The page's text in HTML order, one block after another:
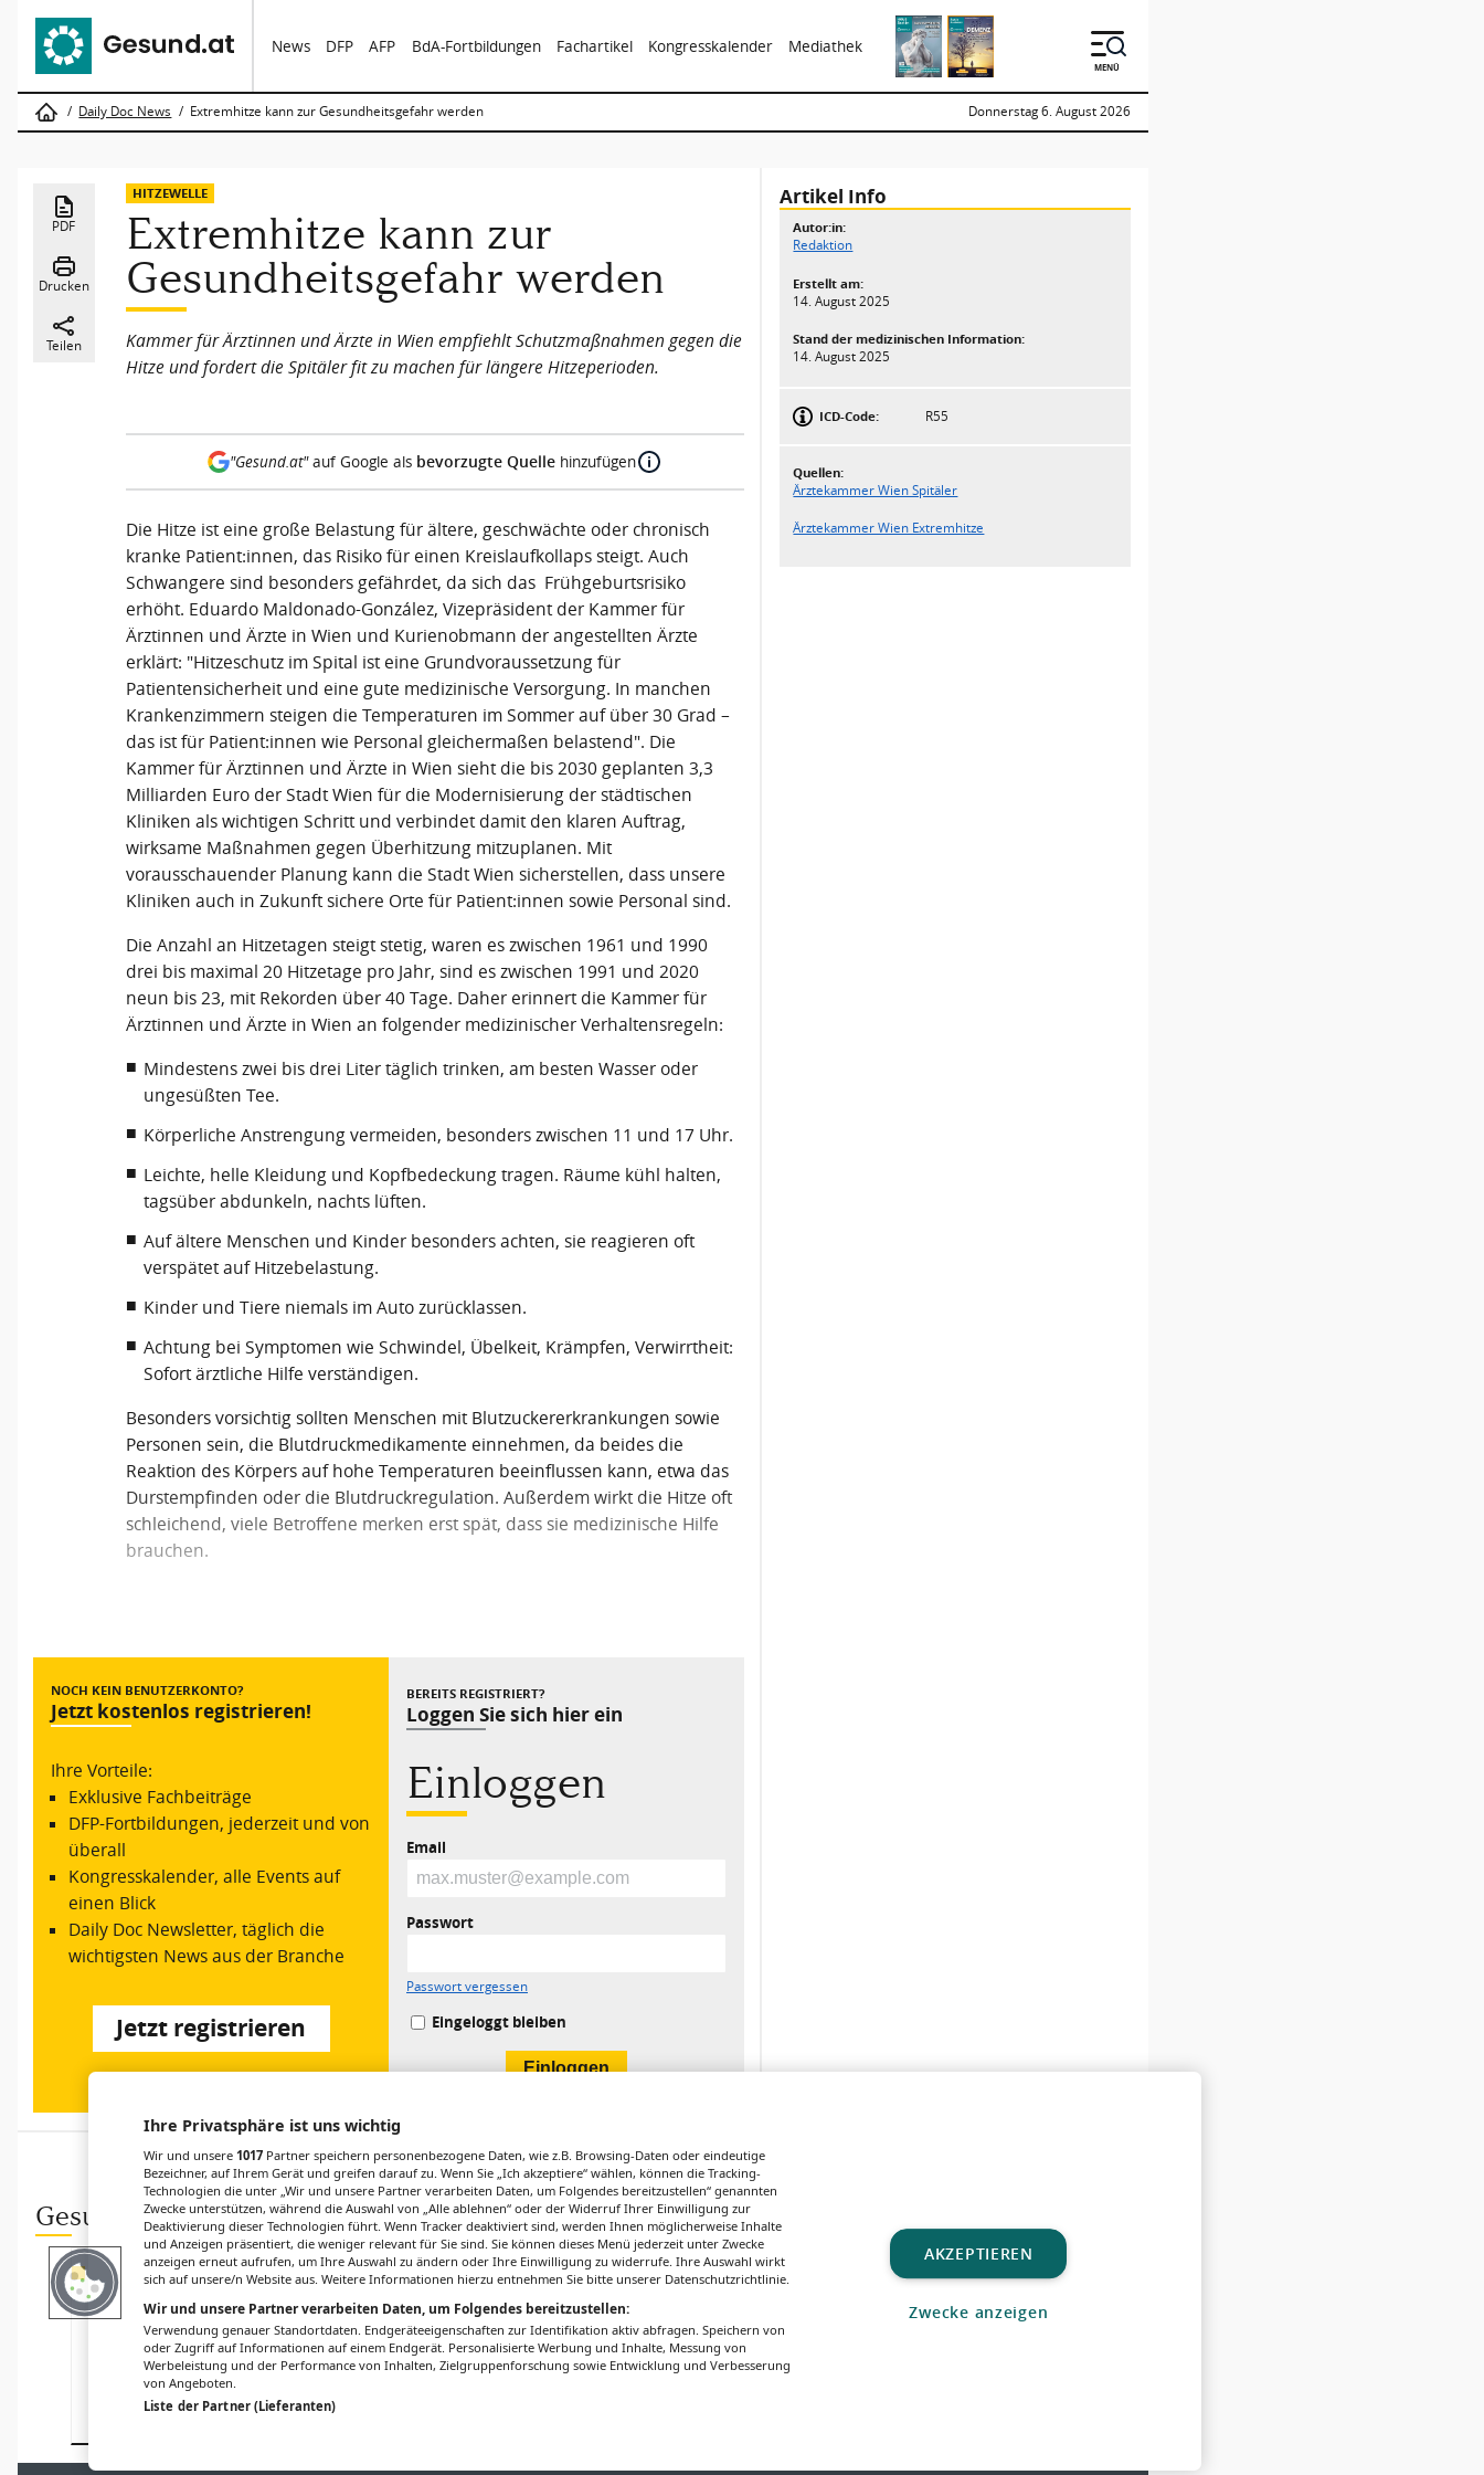
News DFP AFP BdA-Fortbildungen Fachartikel Kongresskalender Mediathek
MENÜ
Daily Doc News Extremhitze kann zur Gesundheitsgefahr werden Donnerstag 6. August 2026
PDF
Drucken
Teilen
HITZEWELLE
Extremhitze kann zur
Gesundheitsgefahr werden
Kammer für Ärztinnen und Ärzte in Wien empfiehlt Schutzmaßnahmen gegen die
Hitze und fordert die Spitäler fit zu machen für längere Hitzeperioden.
"Gesund.at"auf Google als bevorzugte Quellehinzufügen
Die Hitze ist eine große Belastung für ältere, geschwächte oder chronisch
kranke Patient:innen, das Risiko für einen Kreislaufkollaps steigt. Auch
Schwangere sind besonders gefährdet, da sich das Frühgeburtsrisiko
erhöht. Eduardo Maldonado-González, Vizepräsident der Kammer für
Ärztinnen und Ärzte in Wien und Kurienobmann der angestellten Ärzte
erklärt: "Hitzeschutz im Spital ist eine Grundvoraussetzung für
Patientensicherheit und eine gute medizinische Versorgung. In manchen
Krankenzimmern steigen die Temperaturen im Sommer auf über 30 Grad –
das ist für Patient:innen wie Personal gleichermaßen belastend". Die
Kammer für Ärztinnen und Ärzte in Wien sieht die bis 2030 geplanten 3,3
Milliarden Euro der Stadt Wien für die Modernisierung der städtischen
Kliniken als wichtigen Schritt und verbindet damit den klaren Auftrag,
wirksame Maßnahmen gegen Überhitzung mitzuplanen. Mit
vorausschauender Planung kann die Stadt Wien sicherstellen, dass unsere
Kliniken auch in Zukunft sichere Orte für Patient:innen sowie Personal sind.
Die Anzahl an Hitzetagen steigt stetig, waren es zwischen 1961 und 1990
drei bis maximal 20 Hitzetage pro Jahr, sind es zwischen 1991 und 2020
neun bis 23, mit Rekorden über 40 Tage. Daher erinnert die Kammer für
Ärztinnen und Ärzte in Wien an folgender medizinischer Verhaltensregeln:
Mindestens zwei bis drei Liter täglich trinken, am besten Wasser oder
ungesüßten Tee.
Körperliche Anstrengung vermeiden, besonders zwischen 11 und 17 Uhr.
Leichte, helle Kleidung und Kopfbedeckung tragen. Räume kühl halten,
tagsüber abdunkeln, nachts lüften.
Auf ältere Menschen und Kinder besonders achten, sie reagieren oft
verspätet auf Hitzebelastung.
Kinder und Tiere niemals im Auto zurücklassen.
Achtung bei Symptomen wie Schwindel, Übelkeit, Krämpfen, Verwirrtheit:
Sofort ärztliche Hilfe verständigen.
Besonders vorsichtig sollten Menschen mit Blutzuckererkrankungen sowie
Personen sein, die Blutdruckmedikamente einnehmen, da beides die
Reaktion des Körpers auf hohe Temperaturen beeinflussen kann, etwa das
Durstempfinden oder die Blutdruckregulation. Außerdem wirkt die Hitze oft
schleichend, viele Betroffene merken erst spät, dass sie medizinische Hilfe
brauchen.
NOCH KEIN BENUTZERKONTO?
Jetzt kostenlos registrieren!
Ihre Vorteile:
Exklusive Fachbeiträge
DFP-Fortbildungen, jederzeit und von
überall
Kongresskalender, alle Events auf
einen Blick
Daily Doc Newsletter, täglich die
wichtigsten News aus der Branche
Jetzt registrieren
BEREITS REGISTRIERT?
Loggen Sie sich hier ein
Einloggen
Email
Passwort
Passwort vergessen
Eingeloggt bleiben
Artikel Info
Autor:in:
Redaktion
Erstellt am:
14. August 2025
Stand der medizinischen Information:
14. August 2025
ICD-Code: R55
Quellen:
Ärztekammer Wien Spitäler
Ärztekammer Wien Extremhitze
Gesund.at entdecken
PERSONALIA
Robert Öllinger
übernimmt
Professur für
Chirurgie mit
Schwerpunkt
Transplantation
FORSCHUNG
Ist die
Blutdrucksenku
ng bei
Präeklampsie
MENSCHEN MIT
BEHINDERUNG
Der Arzttermin
als Hürdenlauf
PSYCHIATRIE
der Kinder-und
Jugendpsychiatr
ie in Österreich
NUTRITIONAL PSYCHIATRY,
TEIL 2
Wenn
Ihre Privatsphäre ist uns wichtig
Wir und unsere 1017 Partner speichern personenbezogene Daten, wie z.B. Browsing-Daten oder eindeutige
Bezeichner, auf Ihrem Gerät und greifen darauf zu. Wenn Sie „Ich akzeptiere“ wählen, können die Tracking-
Technologien die unter „Wir und unsere Partner verarbeiten Daten, um Folgendes bereitzustellen“ genannten
Zwecke unterstützen, während die Auswahl von „Alle ablehnen“ oder der Widerruf Ihrer Einwilligung zur
Deaktivierung dieser Technologien führt. Wenn Tracker deaktiviert sind, werden Ihnen möglicherweise Inhalte
und Anzeigen präsentiert, die weniger relevant für Sie sind. Sie können dieses Menü jederzeit unter Zwecke
anzeigen erneut aufrufen, um Ihre Auswahl zu ändern oder Ihre Einwilligung zu widerrufe. Ihre Auswahl wirkt
sich auf unsere/n Website aus. Weitere Informationen hierzu entnehmen Sie bitte unserer Datenschutzrichtlinie.
Wir und unsere Partner verarbeiten Daten, um Folgendes bereitzustellen:
Verwendung genauer Standortdaten. Endgeräteeigenschaften zur Identifikation aktiv abfragen. Speichern von
oder Zugriff auf Informationen auf einem Endgerät. Personalisierte Werbung und Inhalte, Messung von
Werbeleistung und der Performance von Inhalten, Zielgruppenforschung sowie Entwicklung und Verbesserung
von Angeboten.
Liste der Partner (Lieferanten)
AKZEPTIEREN
Zwecke anzeigen